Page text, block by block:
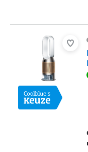
Beoordeling is 8,6 van de